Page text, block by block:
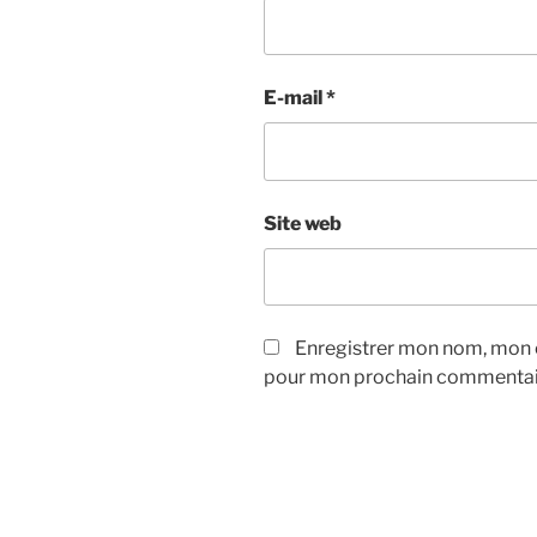
E-mail *
Site web
Enregistrer mon nom,
pour mon prochain